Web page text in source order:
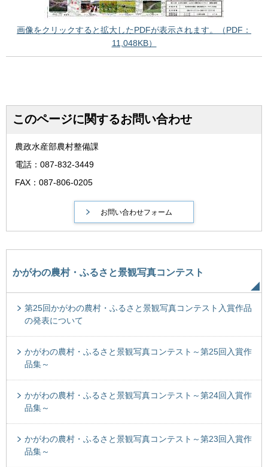
画像をクリックすると拡大したPDFが表示されます。（PDF：
11,048KB）
このページに関するお問い合わせ
農政水産部農村整備課
電話：087-832-3449
FAX：087-806-0205
かがわの農村・ふるさと景観写真コンテスト
第25回かがわの農村・ふるさと景観写真コンテスト入賞作品
の発表について
かがわの農村・ふるさと景観写真コンテスト～第25回入賞作
品集～
かがわの農村・ふるさと景観写真コンテスト～第24回入賞作
品集～
かがわの農村・ふるさと景観写真コンテスト～第23回入賞作
品集～